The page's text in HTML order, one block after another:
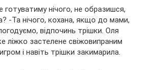
готуватиму нічого, не образишся,
-Та нічого, кохана, якщо до мами,
відпочинь трішки. Оля
ліжко застелене свіжовипраним
і навіть трішки закимарила.